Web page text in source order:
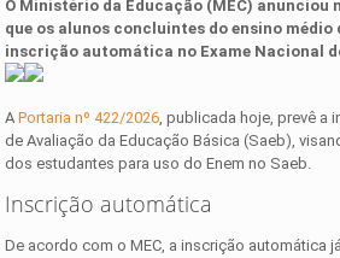
O Ministério da Educação (MEC) anunciou
que os alunos concluintes do ensino
inscrição automática no Exame Nacional
APortaria nº 422/2026 , publicada hoje, prevê a
de Avaliação da Educação Básica (Saeb),
dos estudantes para uso do Enem no Saeb.
Inscrição automática
De acordo com o MEC, a inscrição automática